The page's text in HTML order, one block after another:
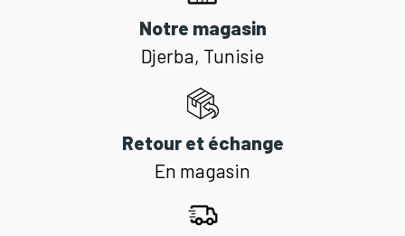
Notre magasin
Djerba, Tunisie
Retour et échange
En magasin